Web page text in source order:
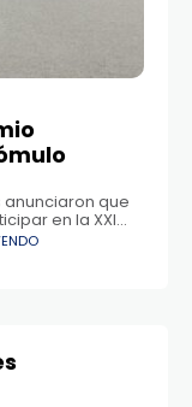
que
en la XXI
Rómulo
de